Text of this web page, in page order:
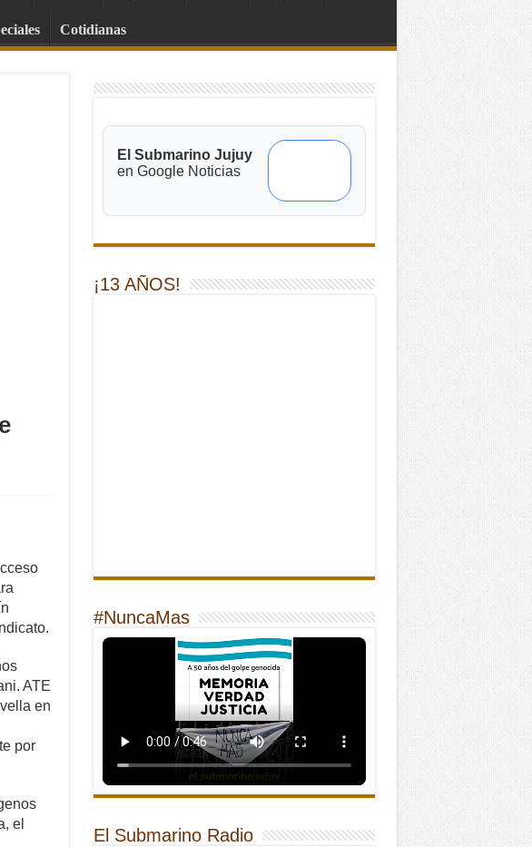
Cotidianas
ATE
en
por
el
El Submarino Jujuy
en Google Noticias
¡13 AÑOS!
#NuncaMas
El Submarino Radio